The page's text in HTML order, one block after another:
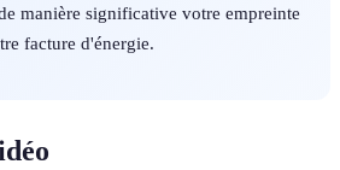
manière significative votre empreinte
facture d'énergie.